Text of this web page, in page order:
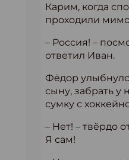
Карим, когда
проходили
– Россия! –
ответил Иван.
Фёдор
сыну, забрать у
сумку с
– Нет! – твёрдо
Я сам!